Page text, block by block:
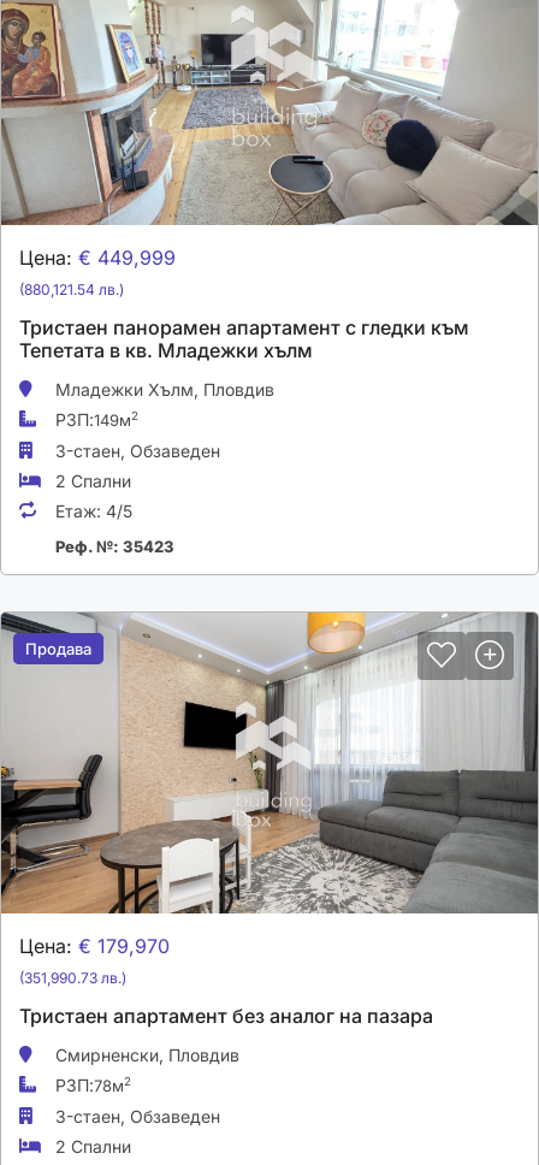
Цена: € 449,999
(880,121.54 лв.)
Тристаен панорамен апартамент с гледки към
Тепетата в кв. Младежки хълм
Младежки Хълм, Пловдив
РЗП:149м2
3-стаен, Обзаведен
2 Спални
Етаж: 4/5
Реф. №: 35423
Продава
Продава
Цена: € 179,970
(351,990.73 лв.)
Тристаен апартамент без аналог на пазара
Смирненски, Пловдив
РЗП:78м2
3-стаен, Обзаведен
2 Спални